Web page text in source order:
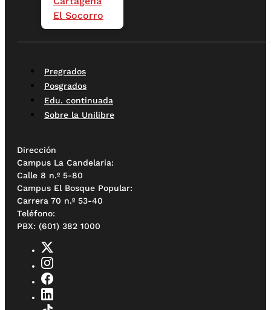
El Socorro
Pregrados
Posgrados
Edu. continuada
Sobre la Unilibre
Dirección
Campus La Candelaria:
Calle 8 n.º 5-80
Campus El Bosque Popular:
Carrera 70 n.º 53-40
Teléfono:
PBX: (601) 382 1000